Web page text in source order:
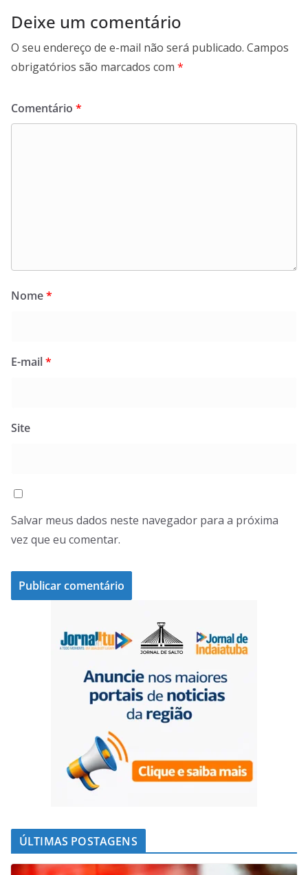
Deixe um comentário
O seu endereço de e-mail não será publicado. Campos
obrigatórios são marcados com *
Comentário *
Nome*
E-mail*
Site
Salvar meus dados neste navegador para a próxima
vez que eu comentar.
ÚLTIMAS POSTAGENS